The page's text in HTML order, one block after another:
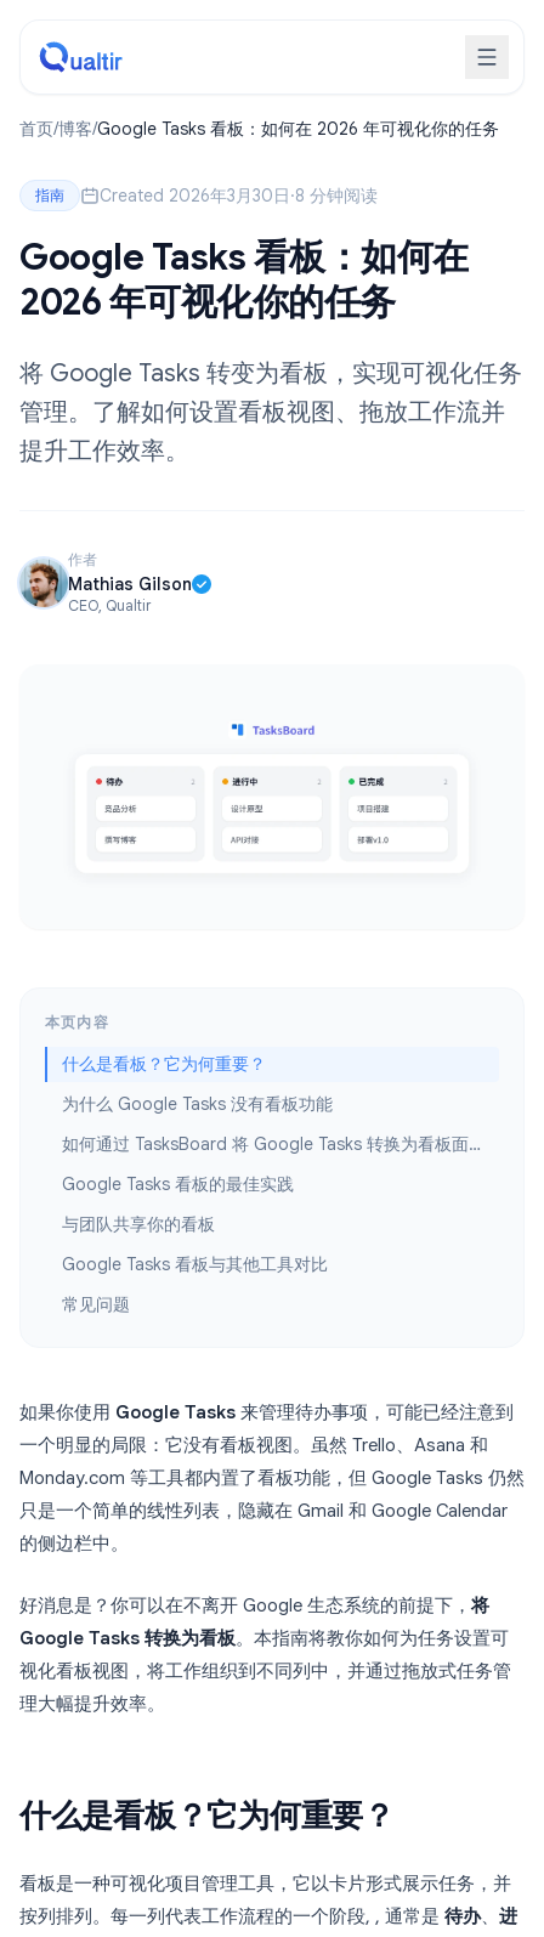
首页/博客/Google Tasks 看板：如何在 2026 年可视化你的任务
指南 Created 2026年3月30日·8 分钟阅读
Google Tasks 看板：如何在
2026 年可视化你的任务
将 Google Tasks 转变为看板，实现可视化任务
管理。了解如何设置看板视图、拖放工作流并
提升工作效率。
作者
Mathias Gilson
CEO, Qualtir
本页内容
什么是看板？它为何重要？
为什么 Google Tasks 没有看板功能
如何通过 TasksBoard 将 Google Tasks 转换为看板面板
Google Tasks 看板的最佳实践
与团队共享你的看板
Google Tasks 看板与其他工具对比
常见问题
如果你使用 Google Tasks 来管理待办事项，可能已经注意到
一个明显的局限：它没有看板视图。虽然 Trello、Asana 和
Monday.com 等工具都内置了看板功能，但 Google Tasks 仍然
只是一个简单的线性列表，隐藏在 Gmail 和 Google Calendar
的侧边栏中。
好消息是？你可以在不离开 Google 生态系统的前提下，将
Google Tasks 转换为看板。本指南将教你如何为任务设置可
视化看板视图，将工作组织到不同列中，并通过拖放式任务管
理大幅提升效率。
什么是看板？它为何重要？
看板是一种可视化项目管理工具，它以卡片形式展示任务，并
按列排列。每一列代表工作流程的一个阶段, , 通常是 待办、 进